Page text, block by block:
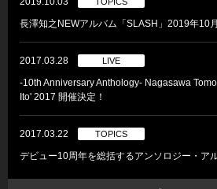
長澤知之NEWアルバム「SLASH」2019年10
2017.03.28 LIVE
-10th Anniversary Anthology- Nagasawa
Ito' 2017 開催決定！
2017.03.22 TOPICS
デビュー10周年を総括するアンソロジー・ア